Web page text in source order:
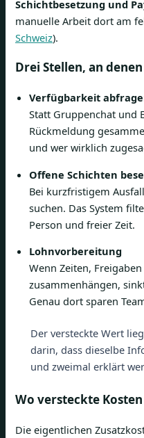
Schichtbesetzung und
manuelle Arbeit dort am
Schweiz).
Drei Stellen, an
Verfügbarkeit
Statt Gruppenchat und
Rückmeldung
und wer wirklich
Offene Schichten
Bei kurzfristigem
suchen. Das System
Person und freier Zeit.
Lohnvorbereitung
Wenn Zeiten,
zusammenhängen,
Genau dort sparen
Der versteckte Wert
darin, dass dieselbe
und zweimal erklärt
Wo versteckte
Die eigentlichen